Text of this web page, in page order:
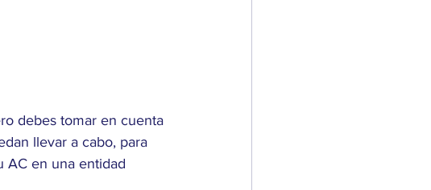
debes tomar en cuenta
llevar a cabo, para
AC en una entidad